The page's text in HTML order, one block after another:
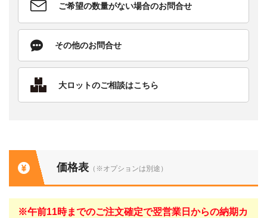
ご希望の数量がない場合のお問合せ
その他のお問合せ
大ロットのご相談はこちら
価格表 （※オプションは別途）
※午前11時までのご注文確定で翌営業日からの納期カ